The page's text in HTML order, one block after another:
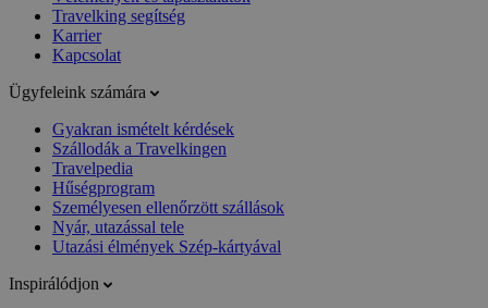
Travelking segítség
Karrier
Kapcsolat
Ügyfeleink számára
Gyakran ismételt kérdések
Szállodák a Travelkingen
Travelpedia
Hűségprogram
Személyesen ellenőrzött szállások
Nyár, utazással tele
Utazási élmények Szép-kártyával
Inspirálódjon